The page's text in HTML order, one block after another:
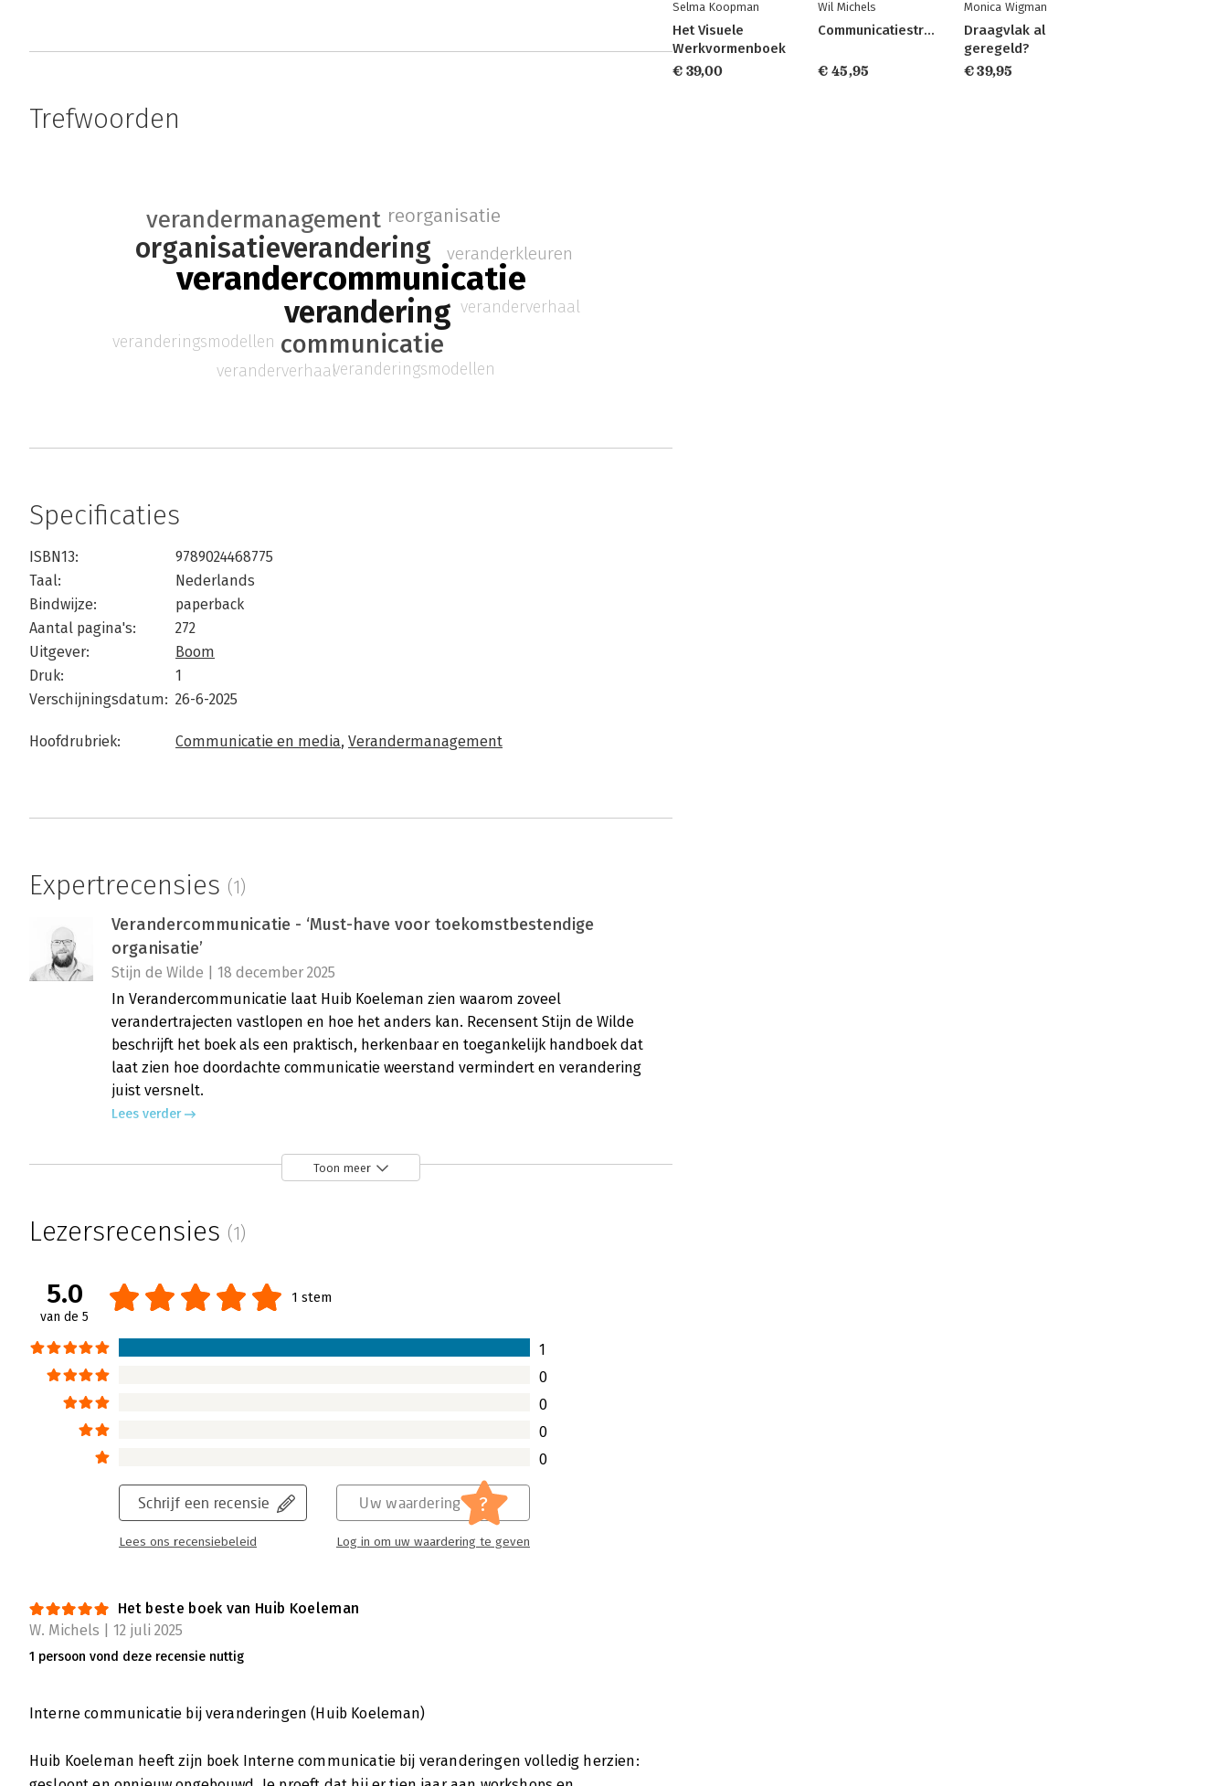
Trefwoorden
verandercommunicatie
verandering
organisatieverandering
communicatie
verandermanagement reorganisatie
veranderkleuren
veranderverhaal
veranderingsmodellen
veranderverhaal
veranderingsmodellen
Specificaties
ISBN13:
9789024468775
Taal:
Nederlands
Bindwijze:
paperback
Aantal pagina's:
272
Uitgever:
Boom
Druk:
1
Verschijningsdatum: 26-6-2025
Hoofdrubriek: Communicatie en media, Verandermanagement
Expertrecensies (1)
Verandercommunicatie - ‘Must-have voor toekomstbestendige
organisatie’
Stijn de Wilde | 18 december 2025
In Verandercommunicatie laat Huib Koeleman zien waarom zoveel
verandertrajecten vastlopen en hoe het anders kan. Recensent Stijn de Wilde
beschrijft het boek als een praktisch, herkenbaar en toegankelijk handboek dat
laat zien hoe doordachte communicatie weerstand vermindert en verandering
juist versnelt.
Lees verder
Toon meer
Lezersrecensies (1)
5.0
van de 5
1 stem
1
0
0
0
0
Schrijf een recensie
Lees ons recensiebeleid
Uw waardering ?
Log in om uw waardering te geven
Het beste boek van Huib Koeleman
W. Michels | 12 juli 2025
1 persoon vond deze recensie nuttig
Interne communicatie bij veranderingen (Huib Koeleman)
Huib Koeleman heeft zijn boek Interne communicatie bij veranderingen volledig herzien:
Selma Koopman
Het Visuele
Werkvormenboek
€ 39,00
Wil Michels
Communicatiestrategie
€ 45,95
Monica Wigman
Draagvlak al
geregeld?
€ 39,95